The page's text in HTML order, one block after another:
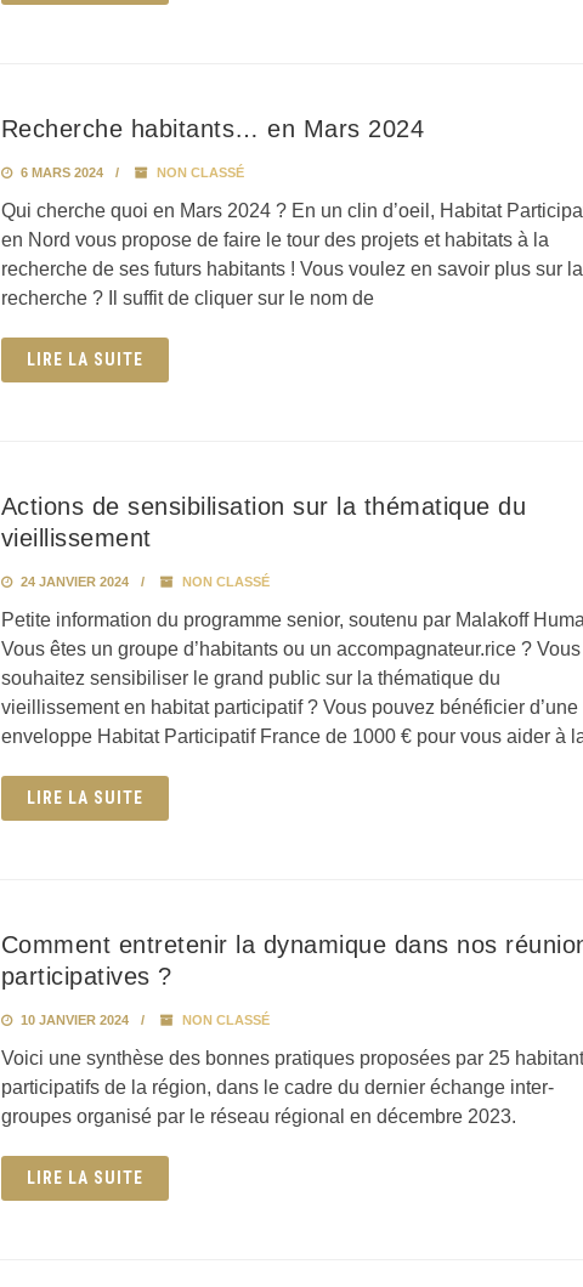
Recherche habitants… en Mars 2024
6 MARS 2024 NON CLASSÉ
Qui cherche quoi en Mars 2024 ? En un clin d’oeil, Habitat
en Nord vous propose de faire le tour des projets et habitats à la
recherche de ses futurs habitants ! Vous voulez en savoir plus sur la
recherche ? Il suffit de cliquer sur le nom de
LIRE LA SUITE
Actions de sensibilisation sur la thématique du
vieillissement
24 JANVIER 2024 NON CLASSÉ
Petite information du programme senior, soutenu par Malakoff
Vous êtes un groupe d’habitants ou un accompagnateur.rice ? Vous
souhaitez sensibiliser le grand public sur la thématique du
vieillissement en habitat participatif ? Vous pouvez bénéficier d’une
enveloppe Habitat Participatif France de 1000 € pour vous aider à
LIRE LA SUITE
Comment entretenir la dynamique dans nos
participatives ?
10 JANVIER 2024 NON CLASSÉ
Voici une synthèse des bonnes pratiques proposées par 25
participatifs de la région, dans le cadre du dernier échange inter-
groupes organisé par le réseau régional en décembre 2023.
LIRE LA SUITE